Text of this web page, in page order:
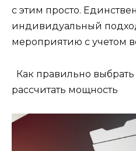
с этим просто.
индивидуальный
мероприятию с учетом
Как правильно
рассчитать мощность